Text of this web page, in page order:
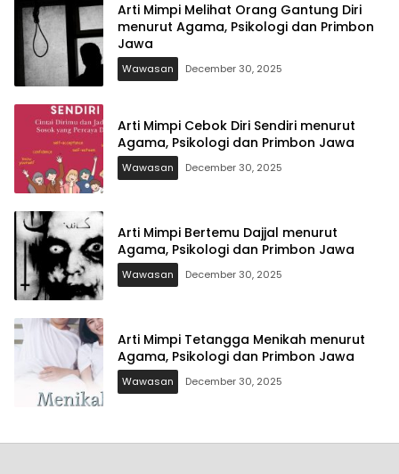
Arti Mimpi Melihat Orang Gantung Diri
menurut Agama, Psikologi dan Primbon
Jawa
Wawasan December 30, 2025
Arti Mimpi Cebok Diri Sendiri menurut
Agama, Psikologi dan Primbon Jawa
Wawasan December 30, 2025
Arti Mimpi Bertemu Dajjal menurut
Agama, Psikologi dan Primbon Jawa
Wawasan December 30, 2025
Arti Mimpi Tetangga Menikah menurut
Agama, Psikologi dan Primbon Jawa
Wawasan December 30, 2025